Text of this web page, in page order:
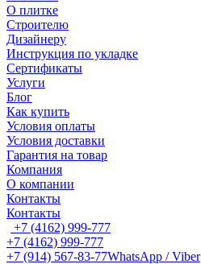
О плитке
Строителю
Дизайнеру
Инструкция по укладке
Сертификаты
Услуги
Блог
Как купить
Условия оплаты
Условия доставки
Гарантия на товар
Компания
О компании
Контакты
Контакты
+7 (4162) 999-777
+7 (4162) 999-777
+7 (914) 567-83-77WhatsApp / Viber